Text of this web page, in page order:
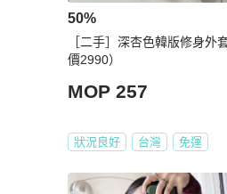
50%
［二手］深杏色韓版修身外
價2990）
MOP 257
狀況良好 台灣 免運